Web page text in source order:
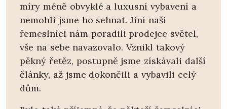
míry méně obvyklé a luxusní vybavení a
nemohli jsme ho sehnat. Jiní naši
řemeslníci nám poradili prodejce světel,
vše na sebe navazovalo. Vznikl takový
pěkný řetěz, postupně jsme získávali další
články, až jsme dokončili a vybavili celý
dům.